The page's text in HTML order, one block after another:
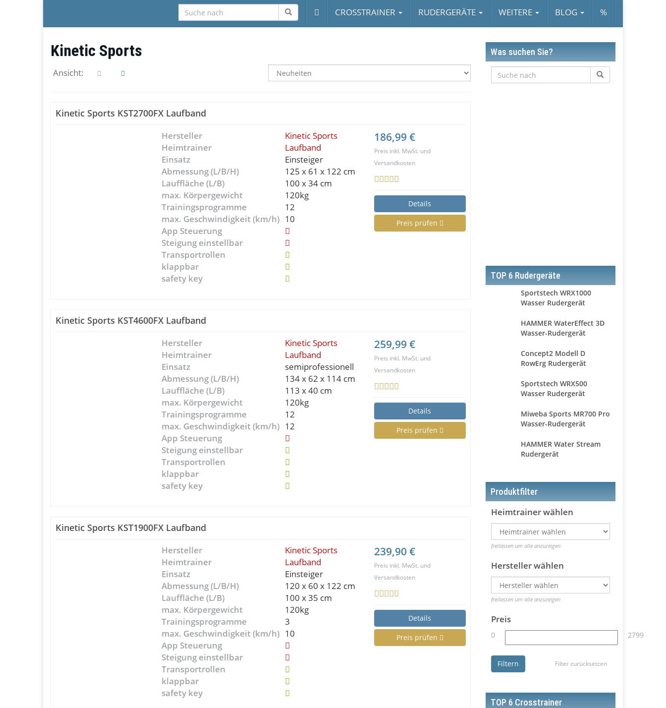
CROSSTRAINER RUDERGERÄTE WEITERE BLOG %
Kinetic Sports
Ansicht:
Kinetic Sports KST2700FX Laufband
186,99 €
Preis inkl. MwSt. und
Versandkosten
Details
Preis prüfen
Hersteller
Kinetic Sports
Heimtrainer
Laufband
Einsatz
Einsteiger
Abmessung (L/B/H)
125 x 61 x 122 cm
Lauffläche (L/B)
100 x 34 cm
max. Körpergewicht
120kg
Trainingsprogramme
12
max. Geschwindigkeit (km/h) 10
App Steuerung
Steigung einstellbar
Transportrollen
klappbar
safety key
Kinetic Sports KST4600FX Laufband
259,99 €
Preis inkl. MwSt. und
Versandkosten
Details
Preis prüfen
Hersteller
Kinetic Sports
Heimtrainer
Laufband
Einsatz
semiprofessionell
Abmessung (L/B/H)
134 x 62 x 114 cm
Lauffläche (L/B)
113 x 40 cm
max. Körpergewicht
120kg
Trainingsprogramme
12
max. Geschwindigkeit (km/h) 12
App Steuerung
Steigung einstellbar
Transportrollen
klappbar
safety key
Kinetic Sports KST1900FX Laufband
239,90 €
Preis inkl. MwSt. und
Versandkosten
Details
Preis prüfen
Hersteller
Kinetic Sports
Heimtrainer
Laufband
Einsatz
Einsteiger
Abmessung (L/B/H)
120 x 60 x 122 cm
Lauffläche (L/B)
100 x 35 cm
max. Körpergewicht
120kg
Trainingsprogramme
3
max. Geschwindigkeit (km/h) 10
App Steuerung
Steigung einstellbar
Transportrollen
klappbar
safety key
Was suchen Sie?
TOP 6 Rudergeräte
Sportstech WRX1000
Wasser Rudergerät
HAMMER WaterEffect 3D
Wasser-Rudergerät
Concept2 Modell D
RowErg Rudergerät
Sportstech WRX500
Wasser Rudergerät
Miweba Sports MR700 Pro
Wasser-Rudergerät
HAMMER Water Stream
Rudergerät
Produktfilter
Heimtrainer wählen
freilassen um alle anzuzeigen
Hersteller wählen
freilassen um alle anzuzeigen
Preis
0 2799
Filter zurücksetzen
Filtern
TOP 6 Crosstrainer